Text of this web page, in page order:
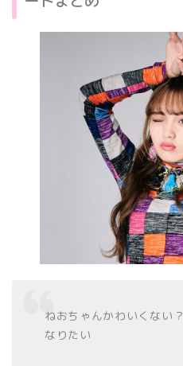
ねおちゃんかわいくない？
なりたい